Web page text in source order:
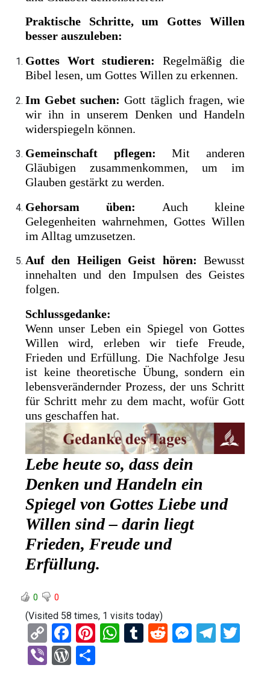
Praktische Schritte, um Gottes Willen
besser auszuleben:
Gottes Wort studieren:
Regelmäßig die
Bibel lesen, um Gottes Willen zu erkennen.
Im Gebet suchen: Gott täglich fragen, wie
wir ihn in unserem Denken und Handeln
widerspiegeln können.
Gemeinschaft pflegen: Mit anderen
Gläubigen zusammenkommen, um im
Glauben gestärkt zu werden.
Gehorsam üben:
Auch kleine
Gelegenheiten wahrnehmen, Gottes Willen
im Alltag umzusetzen.
Auf den Heiligen Geist hören: Bewusst
innehalten und den Impulsen des Geistes
folgen.
Schlussgedanke:
Wenn unser Leben ein Spiegel von Gottes
Willen wird, erleben wir tiefe Freude,
Frieden und Erfüllung. Die Nachfolge Jesu
ist keine theoretische Übung, sondern ein
lebensverändernder Prozess, der uns Schritt
für Schritt mehr zu dem macht, wofür Gott
uns geschaffen hat.
Lebe heute so, dass dein
Denken und Handeln ein
Spiegel von Gottes Liebe und
Willen sind – darin liegt
Frieden, Freude und
Erfüllung.
0 0
(Visited 58 times, 1 visits today)
C
o
py
F
a
ce
Pi W T
R
M T
Vi W